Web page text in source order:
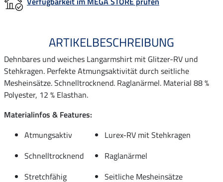
ARTIKELBESCHREIBUNG
Dehnbares und weiches Langarmshirt mit Glitzer-RV und
Stehkragen. Perfekte Atmungsaktivität durch seitliche
Mesheinsätze. Schnelltrocknend. Raglanärmel. Material 88 %
Polyester, 12 % Elasthan.
Materialinfos & Features:
Atmungsaktiv
Lurex-RV mit Stehkragen
Schnelltrocknend
Raglanärmel
Stretchfähig
Seitliche Mesheinsätze